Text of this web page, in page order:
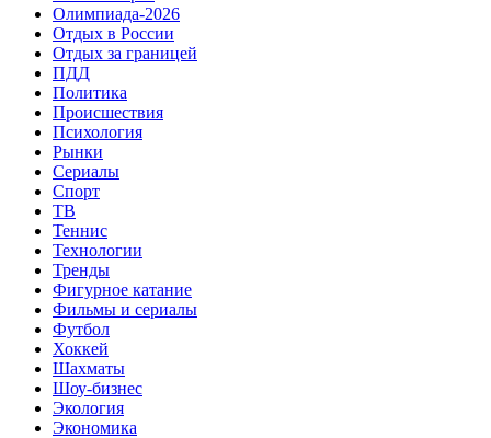
Олимпиада-2026
Отдых в России
Отдых за границей
ПДД
Политика
Происшествия
Психология
Рынки
Сериалы
Спорт
ТВ
Теннис
Технологии
Тренды
Фигурное катание
Фильмы и сериалы
Футбол
Хоккей
Шахматы
Шоу-бизнес
Экология
Экономика